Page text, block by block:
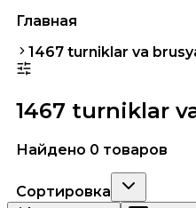
Главная
1467 turniklar va
1467 turniklar
Найдено 0 товаров
Сортировка